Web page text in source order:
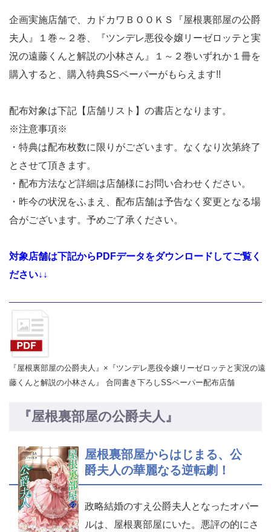
企画実施店舗で、カドカワＢＯＯＫＳ『屋根裏部屋の公爵
夫人』１巻～２巻、『ツンデレ悪役令嬢リーゼロッテと実
況の遠藤くんと解説の小林さん』１～２巻いずれか１冊を
購入すると、購入特典SSペーパーがもらえます!!
配布対象は下記【店舗リスト】の書店となります。
※注意事項※
・特典は配布枚数に限りがございます。なくなり次第終了
とさせて頂きます。
・配布方法など詳細は店舗様にお問い合わせください。
・昨今の状況をふまえ、配布店舗は予告なく変更となる場
合がございます。予めご了承ください。
対象店舗は下記からPDFデータをダウンロードしてご覧く
ださい↓↓
『屋根裏部屋の公爵夫人』×『ツンデレ悪役令嬢リーゼロッテと実況の遠
藤くんと解説の小林さん』 合同書き下ろしSSペーパー配布店舗
『屋根裏部屋の公爵夫人』
屋根裏部屋からはじまる、公
爵夫人の華麗なる逆転劇！
政略結婚のすえ公爵夫人となったオパー
ルは、屋根裏部屋にいた。悪評の的にさ